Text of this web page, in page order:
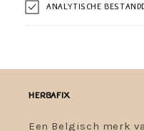
Analytische
Herbafix
Een Belgisch merk